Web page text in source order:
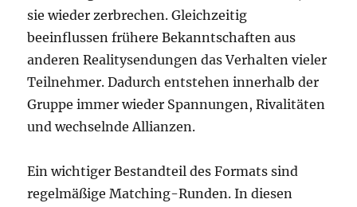
sie wieder zerbrechen. Gleichzeitig
beeinflussen frühere Bekanntschaften aus
anderen Realitysendungen das Verhalten vieler
Teilnehmer. Dadurch entstehen innerhalb der
Gruppe immer wieder Spannungen, Rivalitäten
und wechselnde Allianzen.
Ein wichtiger Bestandteil des Formats sind
regelmäßige Matching-Runden. In diesen